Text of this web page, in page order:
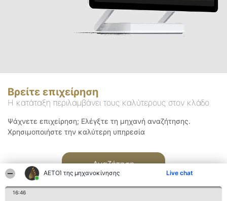
ΑΕΤΟΊ της μηχανοκίνησης Live chat
16:46
Βρείτε επιχείρηση
Η κατάταξη περιλαμβάνει τους καλύτερους στον κλάδο
Ψάχνετε επιχείρηση; Ελέγξτε τη μηχανή αναζήτησης.
Χρησιμοποιήστε την καλύτερη υπηρεσία
Αναζήτηση